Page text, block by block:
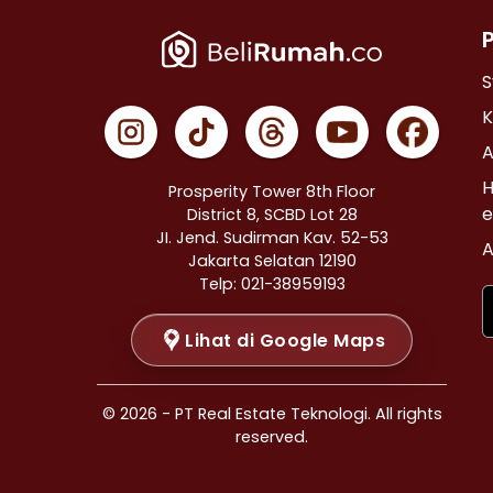
Properti Dijual di Johar Baru >
Properti Dijual di Menteng >
Properti Dijual di Tanah Abang >
Properti Dijual di Kramat >
Properti Dijual di Bendungan Hilir >
Properti Dijual di Jakarta Selatan >
Properti Dijual di Cilandak >
Properti Dijual di Gandaria Selatan >
Properti Dijual di Cipete Selatan >
Properti Dijual di Lenteng Agung >
Properti Dijual di Pondok Pinang >
Properti Dijual di Kebayoran Baru >
Properti Dijual di Mampang Prapatan >
Prosperity Tower 8th Floor
District 8, SCBD Lot 28
JI. Jend. Sudirman Kav. 52-53
Jakarta Selatan 12190
Telp: 021-38959193
Lihat di Google Maps
© 2026 - PT Real Estate Teknologi. All rights
reserved.